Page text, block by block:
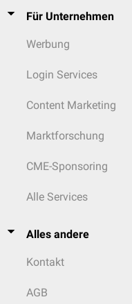
Für Unternehmen
Werbung
Login Services
Content Marketing
Marktforschung
CME-Sponsoring
Alle Services
Alles andere
Kontakt
AGB